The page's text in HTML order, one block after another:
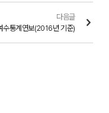
다음글
수통계연보(2016년 기준)